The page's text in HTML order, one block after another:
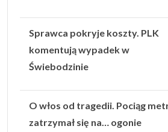
Sprawca pokryje koszty. PLK
komentują wypadek w
Świebodzinie
O włos od tragedii. Pociąg
zatrzymał się na… ogonie